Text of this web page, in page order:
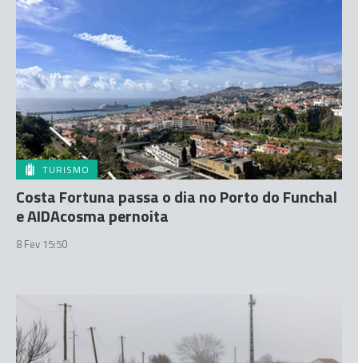
TURISMO
Costa Fortuna passa o dia no Porto do Funchal
e AIDAcosma pernoita
8 Fev 15:50